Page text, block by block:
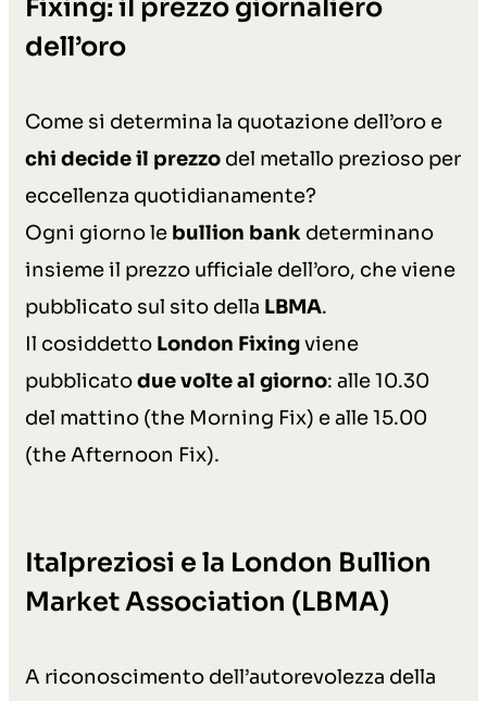
Fixing: il prezzo giornaliero
dell’oro
Come si determina la quotazione dell’oro e
chi decide il prezzo del metallo prezioso per
eccellenza quotidianamente?
Ogni giorno le bullion bank determinano
insieme il prezzo ufficiale dell’oro, che viene
pubblicato sul sito della LBMA.
Il cosiddetto London Fixingviene
pubblicatodue volte al giorno: alle 10.30
del mattino (the Morning Fix) e alle 15.00
(the Afternoon Fix).
Italpreziosi e la London Bullion
Market Association (LBMA)
A riconoscimento dell’autorevolezza della